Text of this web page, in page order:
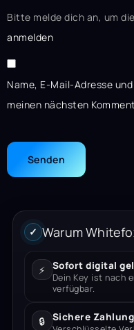
Bitte melde dich an, um
anmelden
Name, E-Mail-Adresse
meinen nächsten
✓ Warum
⚡ Sofort digital
Dein Key ist nach
verfügbar.
🔒 Sichere Zahlung